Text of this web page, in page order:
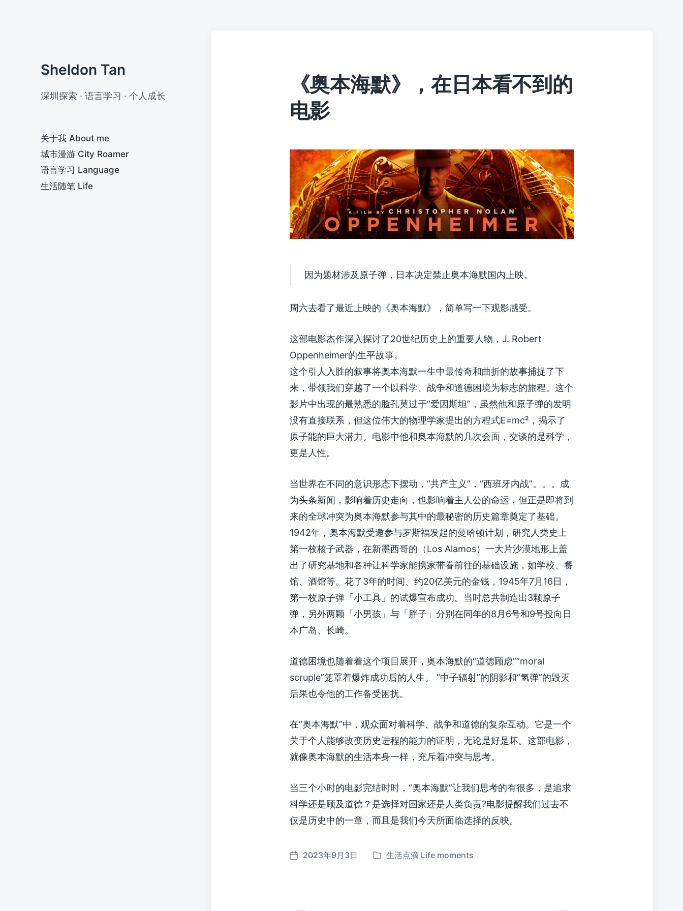
Sheldon Tan
深圳探索 · 语言学习 · 个人成长
关于我 About me
城市漫游 City Roamer
语言学习 Language
生活随笔 Life
《奥本海默》，在日本看不到的
电影
因为题材涉及原子弹，日本决定禁止奥本海默国内上映。
周六去看了最近上映的《奥本海默》，简单写一下观影感受。
这部电影杰作深入探讨了20世纪历史上的重要人物，J. Robert
Oppenheimer的生平故事。
这个引人入胜的叙事将奥本海默一生中最传奇和曲折的故事捕捉了下
来，带领我们穿越了一个以科学、战争和道德困境为标志的旅程。这个
影片中出现的最熟悉的脸孔莫过于“爱因斯坦”，虽然他和原子弹的发明
没有直接联系，但这位伟大的物理学家提出的方程式E=mc²，揭示了
原子能的巨大潜力。电影中他和奥本海默的几次会面，交谈的是科学，
更是人性。
当世界在不同的意识形态下摆动，“共产主义”，“西班牙内战”。。。成
为头条新闻，影响着历史走向，也影响着主人公的命运，但正是即将到
来的全球冲突为奥本海默参与其中的最秘密的历史篇章奠定了基础。
1942年，奥本海默受邀参与罗斯福发起的曼哈顿计划，研究人类史上
第一枚核子武器，在新墨西哥的（Los Alamos）一大片沙漠地形上盖
出了研究基地和各种让科学家能携家带眷前往的基础设施，如学校、餐
馆、酒馆等。花了3年的时间、约20亿美元的金钱，1945年7月16日，
第一枚原子弹「小工具」的试爆宣布成功。当时总共制造出3颗原子
弹，另外两颗「小男孩」与「胖子」分别在同年的8月6号和9号投向日
本广岛、长崎。
道德困境也随着着这个项目展开，奥本海默的“道德顾虑””moral
scruple”笼罩着爆炸成功后的人生。 “中子辐射”的阴影和“氢弹”的毁灭
后果也令他的工作备受困扰。
在“奥本海默”中，观众面对着科学、战争和道德的复杂互动。它是一个
关于个人能够改变历史进程的能力的证明，无论是好是坏。这部电影，
就像奥本海默的生活本身一样，充斥着冲突与思考。
当三个小时的电影完结时时，“奥本海默”让我们思考的有很多，是追求
科学还是顾及道德？是选择对国家还是人类负责?电影提醒我们过去不
仅是历史中的一章，而且是我们今天所面临选择的反映。
发
2023年9月3日
发
生活点滴 Life moments